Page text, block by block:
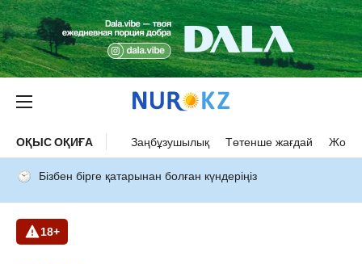
ОҚЫС ОҚИҒА Заңбұзушылық Төтенше жағдай Жол
Бізбен бірге қатарынан болған күндеріңіз
18+